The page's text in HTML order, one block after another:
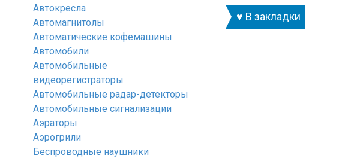
♥ В закладки
Автокресла
Автомагнитолы
Автоматические кофемашины
Автомобили
Автомобильные
видеорегистраторы
Автомобильные радар-детекторы
Автомобильные сигнализации
Аэраторы
Аэрогрили
Беспроводные наушники